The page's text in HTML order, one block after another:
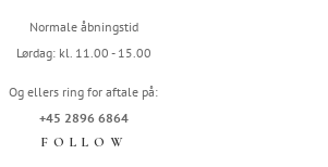
Normale åbningstid
Lørdag: kl. 11.00 - 15.00
Og ellers ring for aftale på:
+45 2896 6864
FOLLOW